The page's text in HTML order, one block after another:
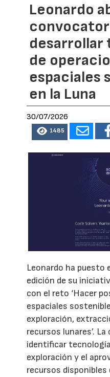
Leonardo
desarrollar
de
espaciales
en la Luna
30/07/2026
1485
Leonardo ha puesto
edición de su
con el reto ‘Hacer
espaciales
exploración,
recursos lunares’.
identificar
exploración y el
recursos